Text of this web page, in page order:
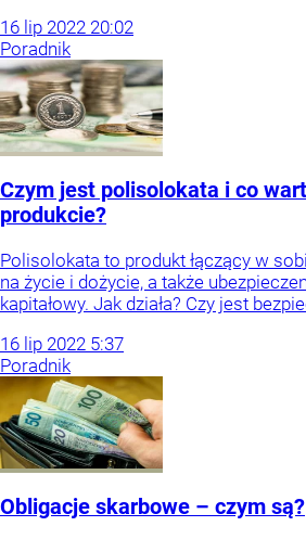
16 lip 2022 20:02
Poradnik
Czym jest polisolokata i co
produkcie?
Polisolokata to produkt łączący w
na życie i dożycie, a także
kapitałowy. Jak działa? Czy jest
16 lip 2022 5:37
Poradnik
Obligacje skarbowe – czym są?